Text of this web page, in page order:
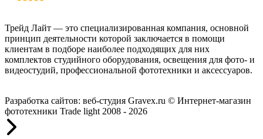
Трейд Лайт — это специализированная компания, основной
принцип деятельности которой заключается в помощи
клиентам в подборе наиболее подходящих для них
комплектов студийного оборудования, освещения для фото- и
видеостудий, профессиональной фототехники и аксессуаров.
Разработка сайтов: веб-студия Gravex.ru © Интернет-магазин
фототехники Trade light 2008 - 2026